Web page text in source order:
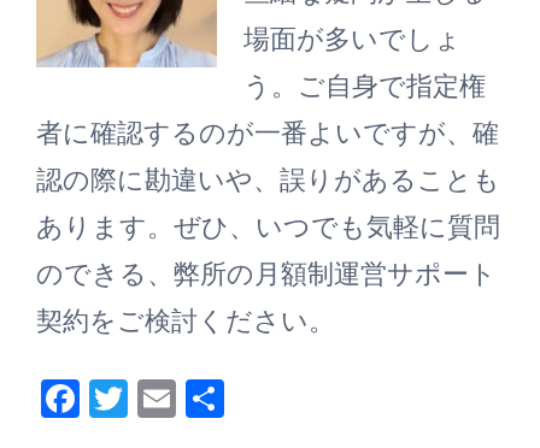
場面が多いでしょ
う。ご自身で指定権
者に確認するのが一番よいですが、確
認の際に勘違いや、誤りがあることも
あります。ぜひ、いつでも気軽に質問
のできる、弊所の月額制運営サポート
契約をご検討ください。
Fa T E